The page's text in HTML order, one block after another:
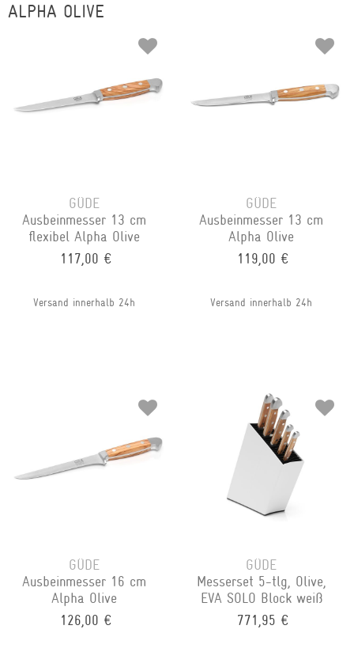
ALPHA OLIVE
GÜDE
Ausbeinmesser 13 cm
flexibel Alpha Olive
117,00 €
Versand innerhalb 24h
GÜDE
Ausbeinmesser 13 cm
Alpha Olive
119,00 €
Versand innerhalb 24h
GÜDE
Ausbeinmesser 16 cm
Alpha Olive
126,00 €
GÜDE
Messerset 5-tlg, Olive,
EVA SOLO Block weiß
771,95 €